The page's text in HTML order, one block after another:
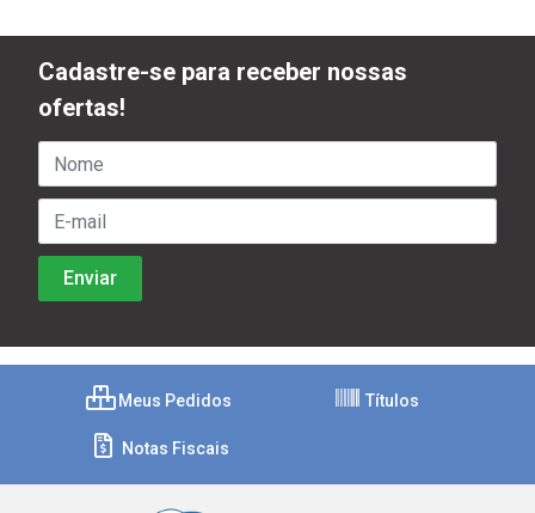
Cadastre-se para receber nossas
ofertas!
Meus Pedidos Títulos
Notas Fiscais